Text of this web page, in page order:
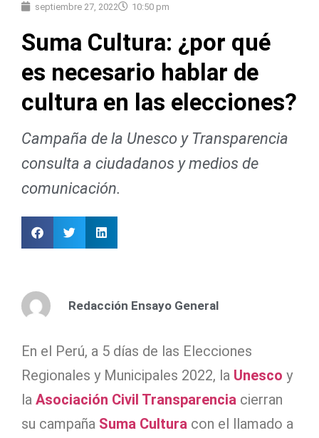
septiembre 27, 2022 10:50 pm
Suma Cultura: ¿por qué
es necesario hablar de
cultura en las elecciones?
Campaña de la Unesco y Transparencia
consulta a ciudadanos y medios de
comunicación.
Redacción Ensayo General
En el Perú, a 5 días de las Elecciones
Regionales y Municipales 2022, la Unesco y
la Asociación Civil Transparencia cierran
su campaña Suma Cultura con el llamado a